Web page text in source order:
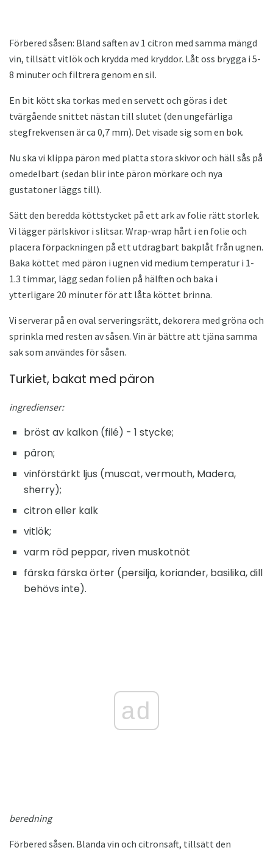
Förbered såsen: Bland saften av 1 citron med samma mängd
vin, tillsätt vitlök och krydda med kryddor. Låt oss brygga i 5-
8 minuter och filtrera genom en sil.
En bit kött ska torkas med en servett och göras i det
tvärgående snittet nästan till slutet (den ungefärliga
stegfrekvensen är ca 0,7 mm). Det visade sig som en bok.
Nu ska vi klippa päron med platta stora skivor och häll sås på
omedelbart (sedan blir inte päron mörkare och nya
gustatoner läggs till).
Sätt den beredda köttstycket på ett ark av folie rätt storlek.
Vi lägger pärlskivor i slitsar. Wrap-wrap hårt i en folie och
placera förpackningen på ett utdragbart bakplåt från ugnen.
Baka köttet med päron i ugnen vid medium temperatur i 1-
1.3 timmar, lägg sedan folien på hälften och baka i
ytterligare 20 minuter för att låta köttet brinna.
Vi serverar på en oval serveringsrätt, dekorera med gröna och
sprinkla med resten av såsen. Vin är bättre att tjäna samma
sak som användes för såsen.
Turkiet, bakat med päron
ingredienser:
bröst av kalkon (filé) - 1 stycke;
päron;
vinförstärkt ljus (muscat, vermouth, Madera,
sherry);
citron eller kalk
vitlök;
varm röd peppar, riven muskotnöt
färska färska örter (persilja, koriander, basilika, dill
behövs inte).
ad
beredning
Förbered såsen. Blanda vin och citronsaft, tillsätt den